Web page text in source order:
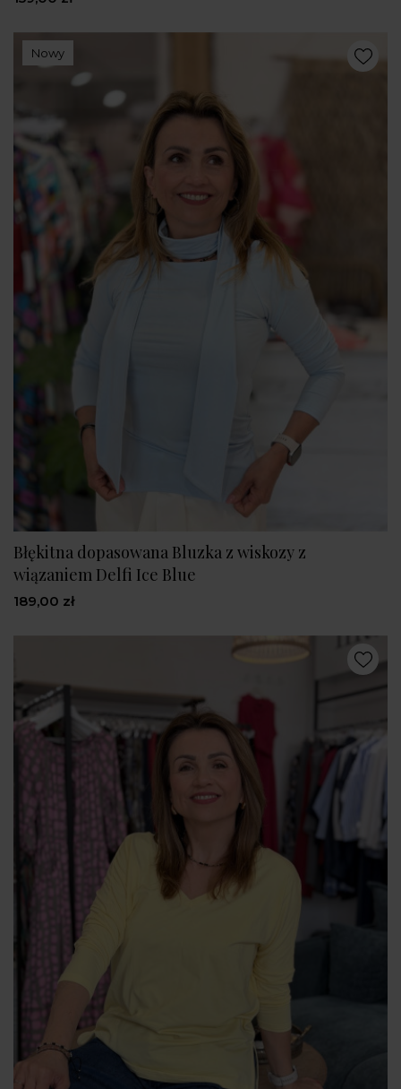
Nowy
Błękitna dopasowana Bluzka z wiskozy z
wiązaniem Delfi Ice Blue
189,00 zł